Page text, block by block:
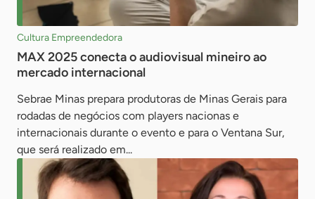
Cultura Empreendedora
MAX 2025 conecta o audiovisual mineiro ao
mercado internacional
Sebrae Minas prepara produtoras de Minas Gerais para
rodadas de negócios com players nacionas e
internacionais durante o evento e para o Ventana Sur,
que será realizado em...